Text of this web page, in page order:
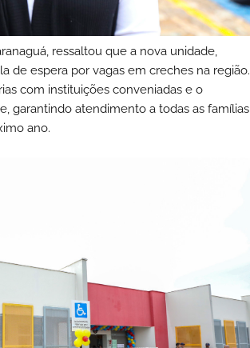
ressaltou que a nova unidade,
de espera por vagas em creches na região.
com instituições conveniadas e o
garantindo atendimento a todas as famílias
ano.